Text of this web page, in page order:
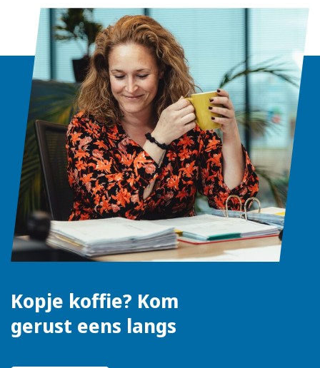
Kopje koffie? Kom
gerust eens langs